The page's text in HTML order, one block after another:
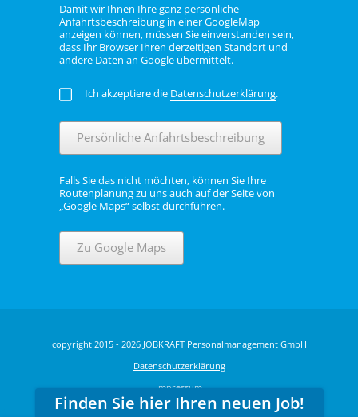
Damit wir Ihnen Ihre ganz persönliche
Anfahrtsbeschreibung in einer GoogleMap
anzeigen können, müssen Sie einverstanden sein,
dass Ihr Browser Ihren derzeitigen Standort und
andere Daten an Google übermittelt.
Ich akzeptiere die Datenschutzerklärung.
Persönliche Anfahrtsbeschreibung
Falls Sie das nicht möchten, können Sie Ihre
Routenplanung zu uns auch auf der Seite von
„Google Maps“ selbst durchführen.
Zu Google Maps
copyright 2015 - 2026 JOBKRAFT Personalmanagement GmbH
Datenschutzerklärung
Impressum
Finden Sie hier Ihren neuen Job!